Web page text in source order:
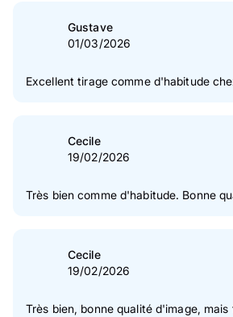
Gustave
01/03/2026
Excellent tirage comme d'habitude
Cecile
19/02/2026
Très bien comme d'habitude. Bonne
Cecile
19/02/2026
Très bien, bonne qualité d'image,